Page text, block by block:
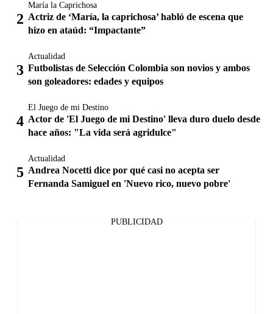
María la Caprichosa
Actriz de ‘María, la caprichosa’ habló de escena que
hizo en ataúd: “Impactante”
Actualidad
Futbolistas de Selección Colombia son novios y ambos
son goleadores: edades y equipos
El Juego de mi Destino
Actor de 'El Juego de mi Destino' lleva duro duelo desde
hace años: "La vida será agridulce"
Actualidad
Andrea Nocetti dice por qué casi no acepta ser
Fernanda Samiguel en 'Nuevo rico, nuevo pobre'
PUBLICIDAD